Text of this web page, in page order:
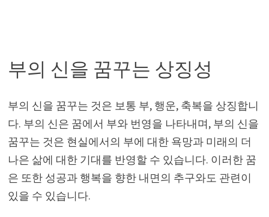
부의 신을 꿈꾸는 상징성
부의 신을 꿈꾸는 것은 보통 부, 행운, 축복을 상징합니
다. 부의 신은 꿈에서 부와 번영을 나타내며, 부의 신을
꿈꾸는 것은 현실에서의 부에 대한 욕망과 미래의 더
나은 삶에 대한 기대를 반영할 수 있습니다. 이러한 꿈
은 또한 성공과 행복을 향한 내면의 추구와도 관련이
있을 수 있습니다.